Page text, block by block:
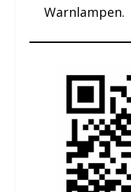
Warnlampen.